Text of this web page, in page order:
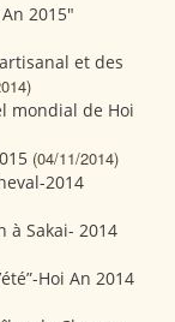
2015"
et des
mondial de Hoi
(04/11/2014)
2014
à Sakai- 2014
Hoi An 2014